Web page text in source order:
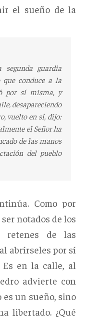
el sueño de la
guardia
conduce a la
por sí misma, y
desapareciendo
vuelto en sí, dijo:
el Señor ha
de las manos
del pueblo
Como por
notados de los
retenes de las
abrírseles por sí
en la calle, al
advierte con
un sueño, sino
libertado. ¿Qué